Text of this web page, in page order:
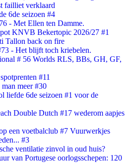
failliet verklaard
6de seizoen #4
- Met Ellen ten Damme.
KNVB Bekertopic 2026/27 #1
Tallon back on fire
- Het blijft toch kriebelen.
# 56 Worlds RLS, BBs, GH, GF,
#11
meer #30
liefde 6de seizoen #1 voor de
Double Dutch #17 wederom aapjes
een voetbalclub #7 Vuurwerkjes
#3
ventilatie zinvol in oud huis?
van Portugese oorlogsschepen: 120